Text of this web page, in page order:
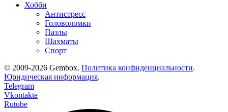
Хобби
Антистресс
Головоломки
Пазлы
Шахматы
Спорт
© 2009-2026 Gembox. Политика конфиденциальности.
Юридическая информация.
Telegram
Vkontakte
Rutube